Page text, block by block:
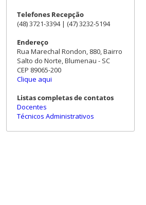
Telefones Recepção
(48) 3721-3394 | (47) 3232-5194
Endereço
Rua Marechal Rondon, 880, Bairro
Salto do Norte, Blumenau - SC
CEP 89065-200
Clique aqui
Listas completas de contatos
Docentes
Técnicos Administrativos